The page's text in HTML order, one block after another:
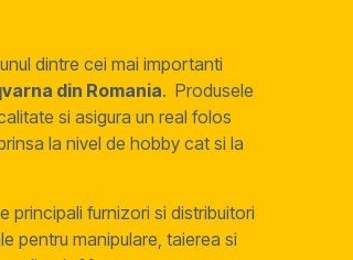
dintre cei mai importanti
din Romania. Produsele
si asigura un real folos
la nivel de hobby cat si la
principali furnizori si distribuitori
pentru manipulare, taierea si